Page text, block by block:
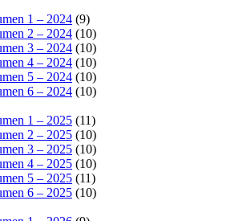
1 – 2024 (9)
2 – 2024 (10)
3 – 2024 (10)
4 – 2024 (10)
5 – 2024 (10)
6 – 2024 (10)
1 – 2025 (11)
2 – 2025 (10)
3 – 2025 (10)
4 – 2025 (10)
5 – 2025 (11)
6 – 2025 (10)